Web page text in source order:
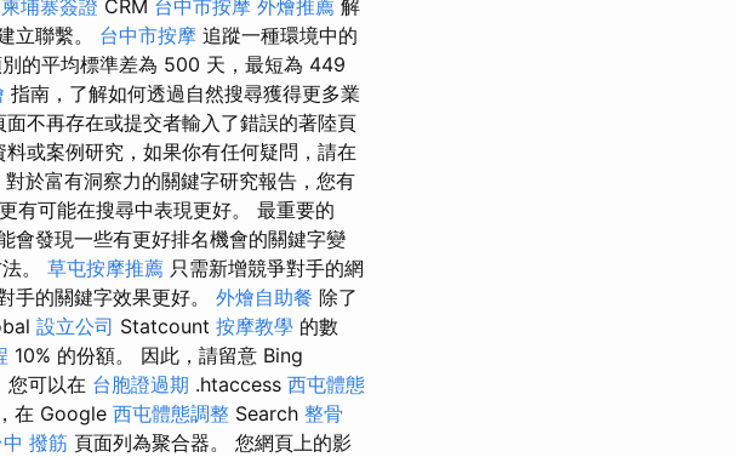
柬埔寨簽證 CRM 台中市按摩 外燴推薦 解
立聯繫。 台中市按摩 追蹤一種環境中的
的平均標準差為 500 天，最短為 449
指南，了解如何透過自然搜尋獲得更多業
不再存在或提交者輸入了錯誤的著陸頁
或案例研究，如果你有任何疑問，請在
對於富有洞察力的關鍵字研究報告，您有
有可能在搜尋中表現更好。 最重要的
會發現一些有更好排名機會的關鍵字變
。 草屯按摩推薦 只需新增競爭對手的網
手的關鍵字效果更好。 外燴自助餐 除了
設立公司 Statcount 按摩教學 的數
10% 的份額。 因此，請留意 Bing
您可以在 台胞證過期 .htaccess 西屯體態
在 Google 西屯體態調整 Search 整骨
中 撥筋 頁面列為聚合器。 您網頁上的影